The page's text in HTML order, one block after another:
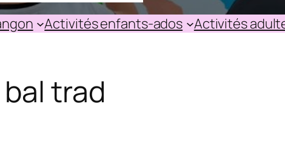
Activités enfants-ados Activités
trad